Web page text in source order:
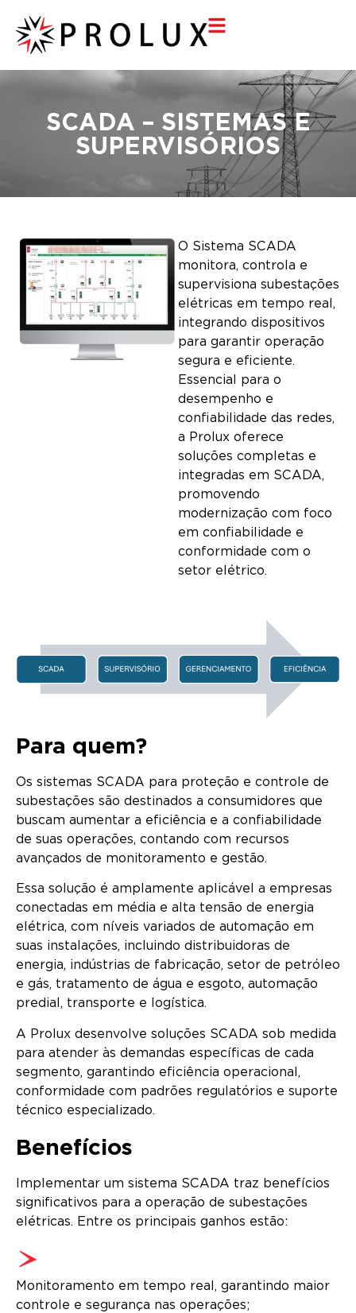
SCADA – SISTEMAS E
SUPERVISÓRIOS
O Sistema SCADA
monitora, controla e
supervisiona subestações
elétricas em tempo real,
integrando dispositivos
para garantir operação
segura e eficiente.
Essencial para o
desempenho e
confiabilidade das redes,
a Prolux oferece
soluções completas e
integradas em SCADA,
promovendo
modernização com foco
em confiabilidade e
conformidade com o
setor elétrico.
Para quem?
Os sistemas SCADA para proteção e controle de
subestações são destinados a consumidores que
buscam aumentar a eficiência e a confiabilidade
de suas operações, contando com recursos
avançados de monitoramento e gestão.
Essa solução é amplamente aplicável a empresas
conectadas em média e alta tensão de energia
elétrica, com níveis variados de automação em
suas instalações, incluindo distribuidoras de
energia, indústrias de fabricação, setor de petróleo
e gás, tratamento de água e esgoto, automação
predial, transporte e logística.
A Prolux desenvolve soluções SCADA sob medida
para atender às demandas específicas de cada
segmento, garantindo eficiência operacional,
conformidade com padrões regulatórios e suporte
técnico especializado.
Benefícios
Implementar um sistema SCADA traz benefícios
significativos para a operação de subestações
elétricas. Entre os principais ganhos estão:
Monitoramento em tempo real, garantindo maior
controle e segurança nas operações;